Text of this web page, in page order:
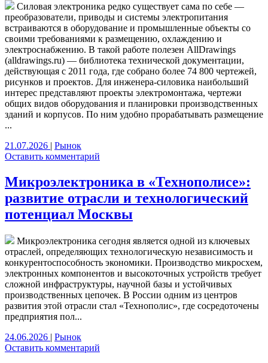
Силовая электроника редко существует сама по себе —
преобразователи, приводы и системы электропитания
встраиваются в оборудование и промышленные объекты со
своими требованиями к размещению, охлаждению и
электроснабжению. В такой работе полезен AllDrawings
(alldrawings.ru) — библиотека технической документации,
действующая с 2011 года, где собрано более 74 800 чертежей,
рисунков и проектов. Для инженера-силовика наибольший
интерес представляют проекты электромонтажа, чертежи
общих видов оборудования и планировки производственных
зданий и корпусов. По ним удобно прорабатывать размещение
...
21.07.2026 | Рынок
Оставить комментарий
Микроэлектроника в «Технополисе»:
развитие отрасли и технологический
потенциал Москвы
Микроэлектроника сегодня является одной из ключевых
отраслей, определяющих технологическую независимость и
конкурентоспособность экономики. Производство микросхем,
электронных компонентов и высокоточных устройств требует
сложной инфраструктуры, научной базы и устойчивых
производственных цепочек. В России одним из центров
развития этой отрасли стал «Технополис», где сосредоточены
предприятия пол...
24.06.2026 | Рынок
Оставить комментарий